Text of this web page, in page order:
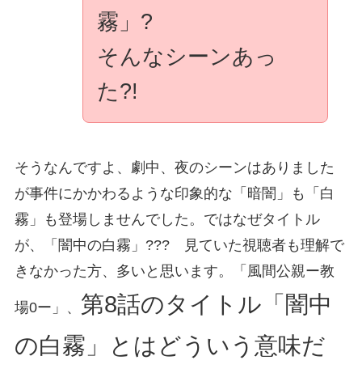
霧」?
そんなシーンあっ
た?!
そうなんですよ、劇中、夜のシーンはありました
が事件にかかわるような印象的な「暗闇」も「白
霧」も登場しませんでした。ではなぜタイトル
が、「闇中の白霧」??? 見ていた視聴者も理解で
きなかった方、多いと思います。「風間公親ー教
場0ー」、 第8話のタイトル「闇中
の白霧」とはどういう意味だ